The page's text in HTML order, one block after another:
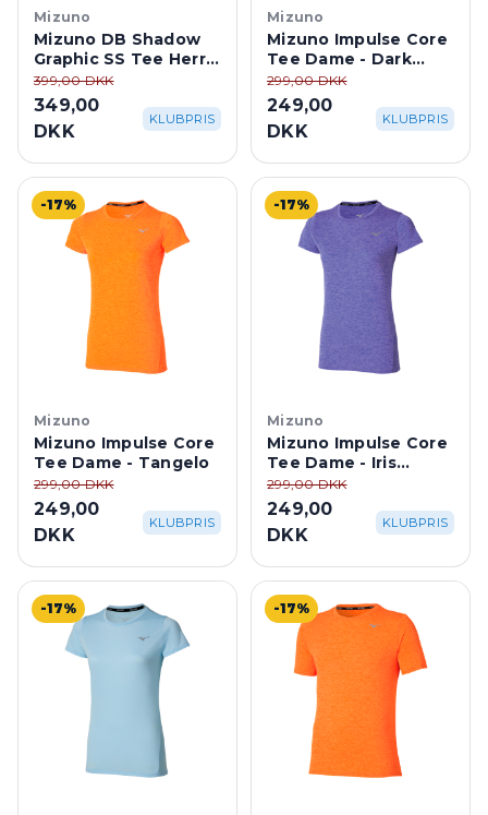
Mizuno
Mizuno DB Shadow
Graphic SS Tee Herre
- Odyssey Gray
399,00 DKK
349,00
DKK
KLUBPRIS
Mizuno
Mizuno Impulse Core
Tee Dame - Dark
Purple
299,00 DKK
249,00
DKK
KLUBPRIS
-17%
Mizuno
Mizuno Impulse Core
Tee Dame - Tangelo
299,00 DKK
249,00
DKK
KLUBPRIS
-17%
Mizuno
Mizuno Impulse Core
Tee Dame - Iris
Bloom
299,00 DKK
249,00
DKK
KLUBPRIS
-17% -17%